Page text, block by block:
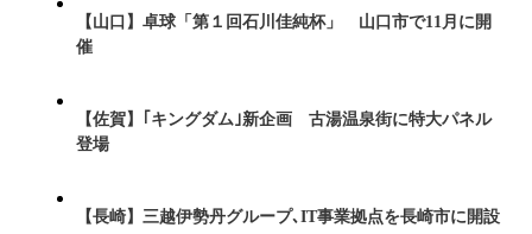
【山口】卓球「第１回石川佳純杯」 山口市で11月に開
催
【佐賀】｢キングダム｣新企画 古湯温泉街に特大パネル
登場
【長崎】三越伊勢丹グループ､IT事業拠点を長崎市に開設